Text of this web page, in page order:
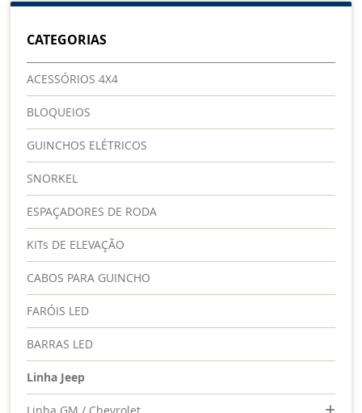
CATEGORIAS
ACESSÓRIOS 4X4
BLOQUEIOS
GUINCHOS ELÉTRICOS
SNORKEL
ESPAÇADORES DE RODA
KITs DE ELEVAÇÃO
CABOS PARA GUINCHO
FARÓIS LED
BARRAS LED
Linha Jeep